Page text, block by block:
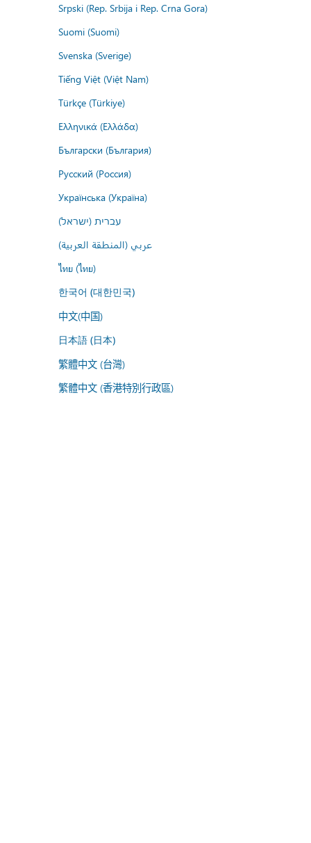
Srpski (Rep. Srbija i Rep. Crna Gora)
Suomi (Suomi)
Svenska (Sverige)
Tiếng Việt (Việt Nam)
Türkçe (Türkiye)
Ελληνικά (Ελλάδα)
Български (България)
Русский (Россия)
Українська (Україна)
עברית (ישראל)
عربي (المنطقة العربية)
ไทย (ไทย)
한국어 (대한민국)
中文(中国)
日本語 (日本)
繁體中文 (台灣)
繁體中文 (香港特別行政區)